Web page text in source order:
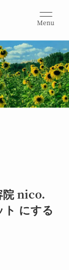
Menu
院 nico.
にする